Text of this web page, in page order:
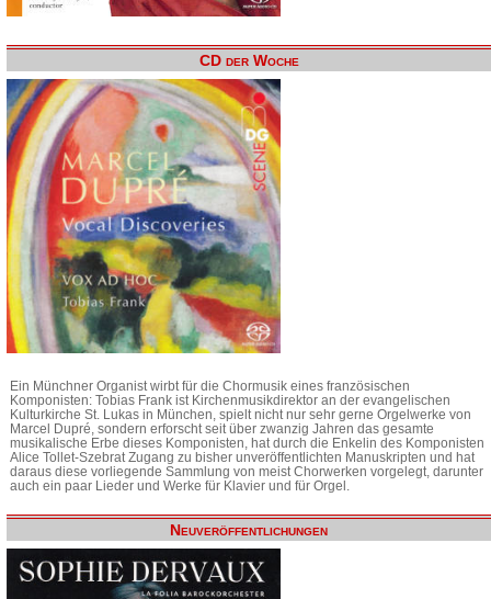
CD der Woche
Ein Münchner Organist wirbt für die Chormusik eines französischen
Komponisten: Tobias Frank ist Kirchenmusikdirektor an der evangelischen
Kulturkirche St. Lukas in München, spielt nicht nur sehr gerne Orgelwerke von
Marcel Dupré, sondern erforscht seit über zwanzig Jahren das gesamte
musikalische Erbe dieses Komponisten, hat durch die Enkelin des Komponisten
Alice Tollet-Szebrat Zugang zu bisher unveröffentlichten Manuskripten und hat
daraus diese vorliegende Sammlung von meist Chorwerken vorgelegt, darunter
auch ein paar Lieder und Werke für Klavier und für Orgel.
Neuveröffentlichungen